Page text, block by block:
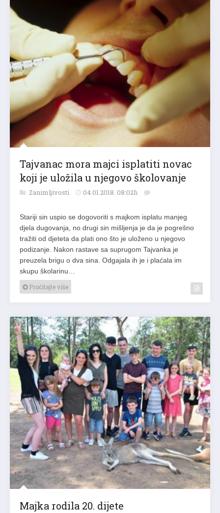
Tajvanac mora majci isplatiti novac
koji je uložila u njegovo školovanje
Zanimljivosti 04.01.2018. 08:02h
Stariji sin uspio se dogovoriti s majkom isplatu manjeg
djela dugovanja, no drugi sin mišljenja je da je pogrešno
tražiti od djeteta da plati ono što je uloženo u njegovo
podizanje. Nakon rastave sa suprugom Tajvanka je
preuzela brigu o dva sina. Odgajala ih je i plaćala im
skupu školarinu…
Pročitajte više
Majka rodila 20. dijete